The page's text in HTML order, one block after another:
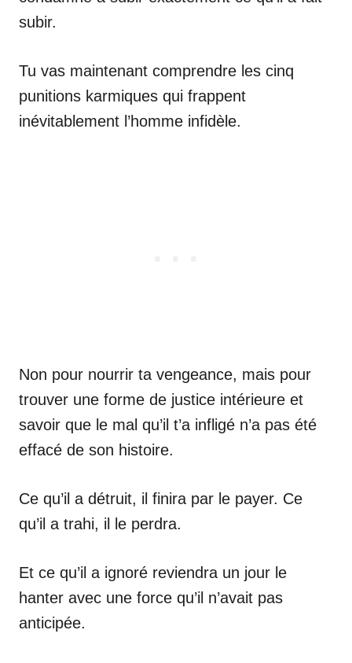
subir.
Tu vas maintenant comprendre les cinq
punitions karmiques qui frappent
inévitablement l’homme infidèle.
Non pour nourrir ta vengeance, mais pour
trouver une forme de justice intérieure et
savoir que le mal qu’il t’a infligé n’a pas été
effacé de son histoire.
Ce qu’il a détruit, il finira par le payer. Ce
qu’il a trahi, il le perdra.
Et ce qu’il a ignoré reviendra un jour le
hanter avec une force qu’il n’avait pas
anticipée.